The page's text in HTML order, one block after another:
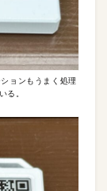
ョンもうまく処理
る。